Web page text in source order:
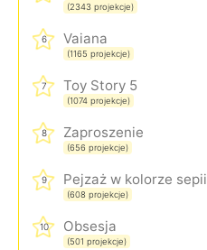
(2343 projekcje)
6 Vaiana
(1165 projekcje)
7 Toy Story 5
(1074 projekcje)
8 Zaproszenie
(656 projekcje)
9 Pejzaż w kolorze sepii
(608 projekcje)
10 Obsesja
(501 projekcje)